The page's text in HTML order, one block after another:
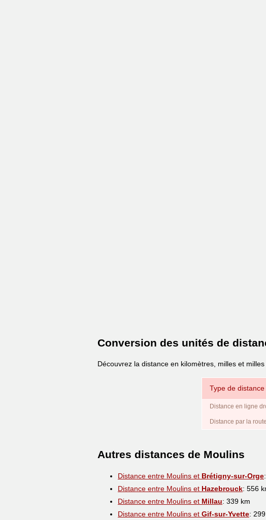
Conversion des unités de
Découvrez la distance en kilomètres, milles et
Type de distance
Distance en ligne
Distance par la route
Autres distances de Moulins
Distance entre Moulins et Brétigny-sur-Orge
Distance entre Moulins et Hazebrouck: 556
Distance entre Moulins et Millau: 339 km
Distance entre Moulins et Gif-sur-Yvette: